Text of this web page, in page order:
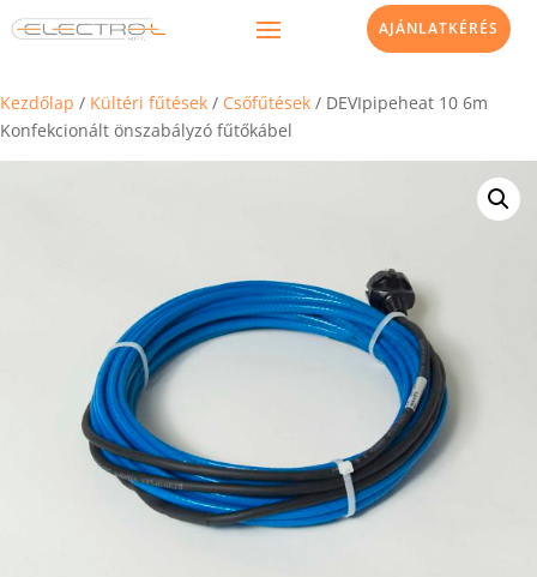
AJÁNLATKÉRÉS
Kezdőlap / Kültéri fűtések / Csőfűtések / DEVIpipeheat 10 6m
Konfekcionált önszabályzó fűtőkábel